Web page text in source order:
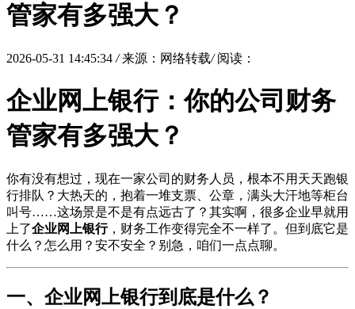
管家有多强大？
2026-05-31 14:45:34 / 来源：网络转载/ 阅读：
企业网上银行：你的公司财务
管家有多强大？
你有没有想过，现在一家公司的财务人员，根本不用天天跑银
行排队？大热天的，抱着一堆支票、公章，满头大汗地等柜台
叫号……这场景是不是有点远古了？其实啊，很多企业早就用
上了企业网上银行，财务工作变得完全不一样了。但到底它是
什么？怎么用？安不安全？别急，咱们一点点聊。
一、企业网上银行到底是什么？